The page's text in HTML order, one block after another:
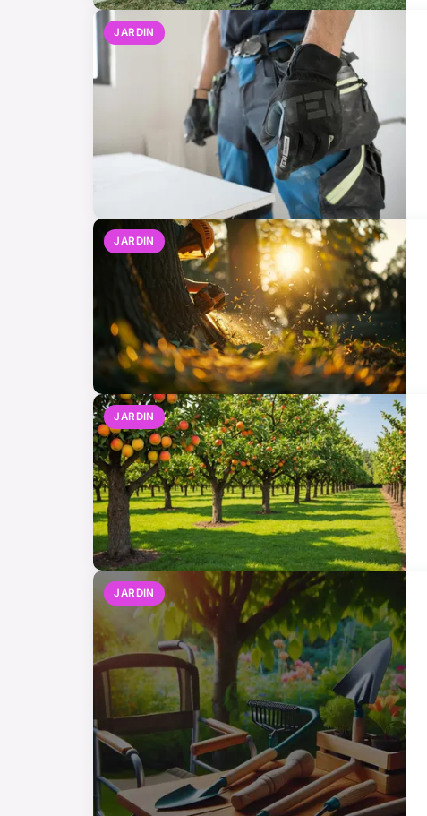
JARDIN
JARDIN
JARDIN
JARDIN